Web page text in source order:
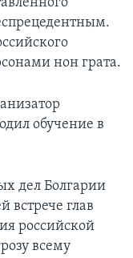
нон грата.
обучение в
дел Болгарии
встрече глав
российской
всему